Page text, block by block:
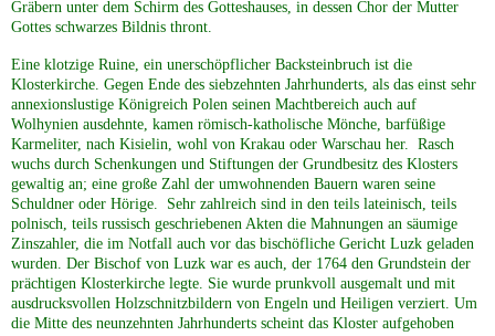
Gräbern unter dem Schirm des Gotteshauses, in dessen Chor der Mutter
Gottes schwarzes Bildnis thront.
Eine klotzige Ruine, ein unerschöpflicher Backsteinbruch ist die
Klosterkirche. Gegen Ende des siebzehnten Jahrhunderts, als das einst sehr
annexionslustige Königreich Polen seinen Machtbereich auch auf
Wolhynien ausdehnte, kamen römisch-katholische Mönche, barfüßige
Karmeliter, nach Kisielin, wohl von Krakau oder Warschau her. Rasch
wuchs durch Schenkungen und Stiftungen der Grundbesitz des Klosters
gewaltig an; eine große Zahl der umwohnenden Bauern waren seine
Schuldner oder Hörige. Sehr zahlreich sind in den teils lateinisch, teils
polnisch, teils russisch geschriebenen Akten die Mahnungen an säumige
Zinszahler, die im Notfall auch vor das bischöfliche Gericht Luzk geladen
wurden. Der Bischof von Luzk war es auch, der 1764 den Grundstein der
prächtigen Klosterkirche legte. Sie wurde prunkvoll ausgemalt und mit
ausdrucksvollen Holzschnitzbildern von Engeln und Heiligen verziert. Um
die Mitte des neunzehnten Jahrhunderts scheint das Kloster aufgehoben